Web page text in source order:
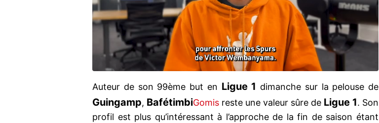
Auteur de son 99ème but en Ligue 1 dimanche sur la pelouse de
Guingamp, BafétimbiGomis reste une valeur sûre de Ligue 1. Son
profil est plus qu’intéressant à l’approche de la fin de saison étant